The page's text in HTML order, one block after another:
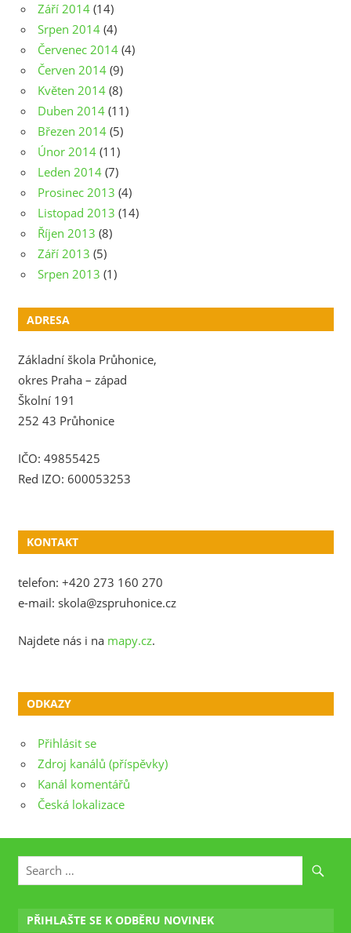
Září 2014 (14)
Srpen 2014 (4)
Červenec 2014 (4)
Červen 2014 (9)
Květen 2014 (8)
Duben 2014 (11)
Březen 2014 (5)
Únor 2014 (11)
Leden 2014 (7)
Prosinec 2013 (4)
Listopad 2013 (14)
Říjen 2013 (8)
Září 2013 (5)
Srpen 2013 (1)
ADRESA
Základní škola Průhonice,
okres Praha – západ
Školní 191
252 43 Průhonice
IČO: 49855425
Red IZO: 600053253
KONTAKT
telefon: +420 273 160 270
e-mail: skola@zspruhonice.cz
Najdete nás i na mapy.cz.
ODKAZY
Přihlásit se
Zdroj kanálů (příspěvky)
Kanál komentářů
Česká lokalizace
PŘIHLAŠTE SE K ODBĚRU NOVINEK